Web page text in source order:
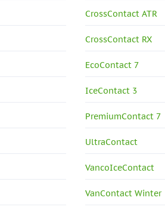
CrossContact ATR
CrossContact RX
EcoContact 7
IceContact 3
PremiumContact 7
UltraContact
VancoIceContact
VanContact Winter